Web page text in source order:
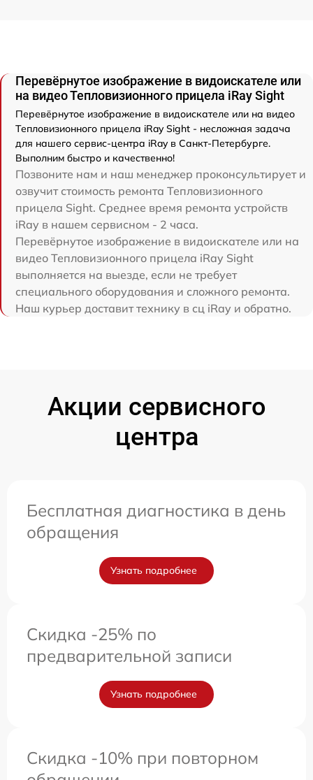
Перевёрнутое изображение в видоискателе или
на видео Тепловизионного прицела iRay Sight
Перевёрнутое изображение в видоискателе или на видео
Тепловизионного прицела iRay Sight - несложная задача
для нашего сервис-центра iRay в Санкт-Петербурге.
Выполним быстро и качественно!
Позвоните нам и наш менеджер проконсультирует и
озвучит стоимость ремонта Тепловизионного
прицела Sight. Среднее время ремонта устройств
iRay в нашем сервисном - 2 часа.
Перевёрнутое изображение в видоискателе или на
видео Тепловизионного прицела iRay Sight
выполняется на выезде, если не требует
специального оборудования и сложного ремонта.
Наш курьер доставит технику в сц iRay и обратно.
Акции сервисного
центра
Бесплатная диагностика в день
обращения
Узнать подробнее
Скидка -25% по
предварительной записи
Узнать подробнее
Скидка -10% при повторном